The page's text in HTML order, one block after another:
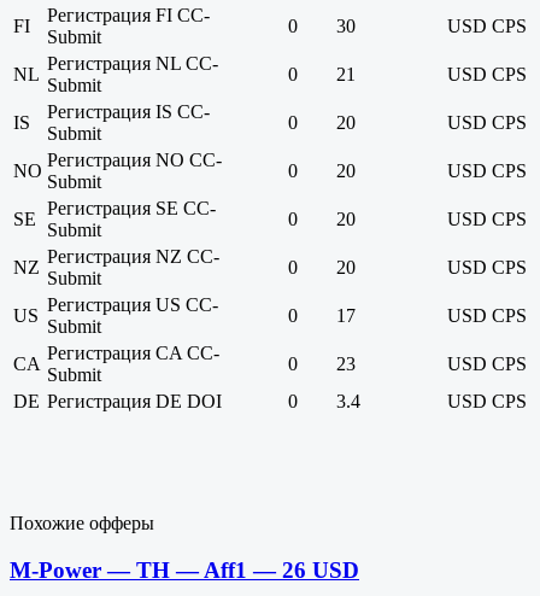
FI
Регистрация FI CC-
Submit
0 30 USD CPS
NL
Регистрация NL CC-
Submit
0 21 USD CPS
IS
Регистрация IS CC-
Submit
0 20 USD CPS
NO
Регистрация NO CC-
Submit
0 20 USD CPS
SE
Регистрация SE CC-
Submit
0 20 USD CPS
NZ
Регистрация NZ CC-
Submit
0 20 USD CPS
US
Регистрация US CC-
Submit
0 17 USD CPS
CA
Регистрация CA CC-
Submit
0 23 USD CPS
DE Регистрация DE DOI 0 3.4 USD CPS
Похожие офферы
M-Power — TH — Aff1 — 26 USD